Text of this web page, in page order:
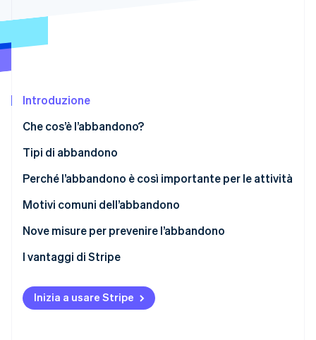
Prevenzione delle frodi
Climate
Identity
Verifica online dell'identità
Stripe Sessions 2026
Guarda ora
Introduzione
Che cos’è l’abbandono?
Tipi di abbandono
Perché l’abbandono è così importante per le attività
Motivi comuni dell’abbandono
Nove misure per prevenire l’abbandono
Identificare le esigenze e le aspettative dei clienti
Migliorare il processo di attivazione per i clienti
Offrire un’assistenza clienti eccellente
I vantaggi di Stripe
Inizia a usare Stripe